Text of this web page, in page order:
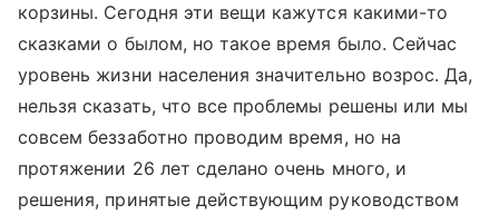
корзины. Сегодня эти вещи кажутся какими-то
сказками о былом, но такое время было. Сейчас
уровень жизни населения значительно возрос. Да,
нельзя сказать, что все проблемы решены или мы
совсем беззаботно проводим время, но на
протяжении 26 лет сделано очень много, и
решения, принятые действующим руководством